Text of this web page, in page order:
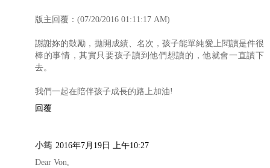
版主回覆：(07/20/2016 01:11:17 AM)
謝謝妳的鼓勵，拋開成績、名次，孩子能單純愛上閱讀是件很
棒的事情，其實只要孩子讀到他們想讀的，他就會一直讀下
去。
我們一起在陪伴孩子成長的路上加油!
回覆
小筠 2016年7月19日 上午10:27
Dear Von,